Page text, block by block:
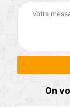
On